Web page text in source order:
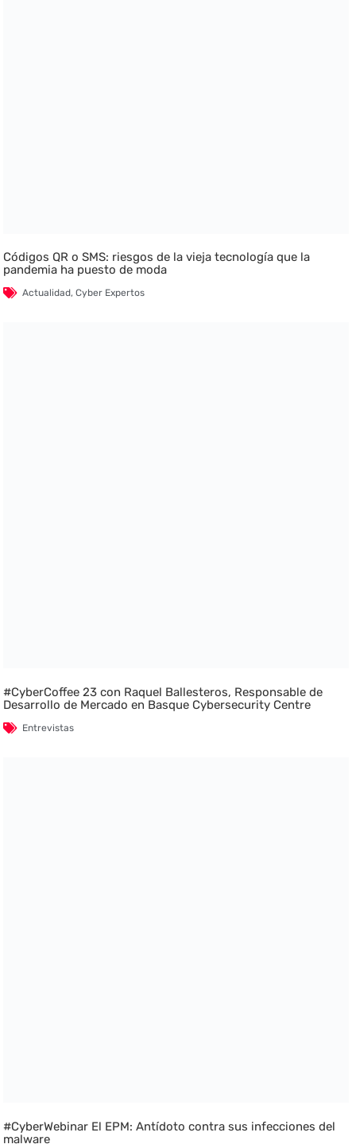
Códigos QR o SMS: riesgos de la vieja tecnología que la
pandemia ha puesto de moda
Actualidad,Cyber Expertos
#CyberCoffee 23 con Raquel Ballesteros, Responsable de
Desarrollo de Mercado en Basque Cybersecurity Centre
Entrevistas
#CyberWebinar El EPM: Antídoto contra sus infecciones del
malware